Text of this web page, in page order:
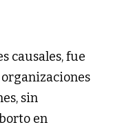
causales, fue
sin
en